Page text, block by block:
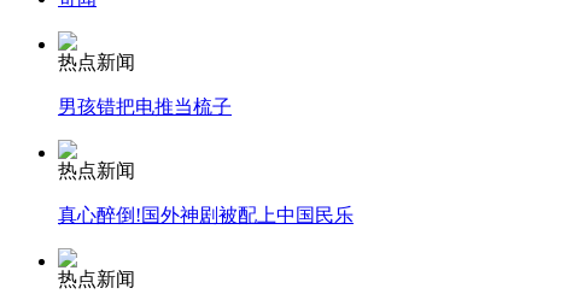
安徽一实载49人客车翻车
走！跟着总书记去植树
热点新闻
男孩错把电推当梳子
热点新闻
真心醉倒!国外神剧被配上中国民乐
热点新闻